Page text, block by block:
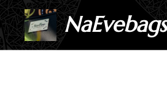
NaEvebags